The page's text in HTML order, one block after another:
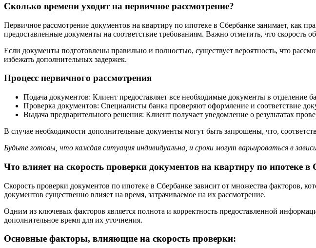
Сколько времени уходит на первичное рассмотрение?
Первичное рассмотрение документов на квартиру по ипотеке в Сбербанке занимает, как
предоставленные документы на соответствие требованиям. Важно отметить, что скорость
Если документы подготовлены правильно и полностью, существует вероятность, что
избежать дополнительных задержек.
Процесс первичного рассмотрения
Подача документов: Клиент предоставляет все необходимые документы в отделение
Проверка документов: Специалисты банка проверяют оформление и соответствие
Выдача предварительного решения: Клиент получает уведомление о результатах
В случае необходимости дополнительные документы могут быть запрошены, что,
Будьте готовы, что каждая ситуация индивидуальна, и сроки могут варьироваться в
Что влияет на скорость проверки документов на квартиру по ипотеке в
Скорость проверки документов по ипотеке в Сбербанке зависит от множества факторов,
документов существенно влияет на время, затрачиваемое на их рассмотрение.
Одним из ключевых факторов является полнота и корректность предоставленной
дополнительное время для их уточнения.
Основные факторы, влияющие на скорость проверки: